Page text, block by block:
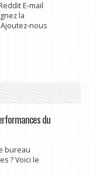
E-mail
la
nous
du
bureau
? Voici le